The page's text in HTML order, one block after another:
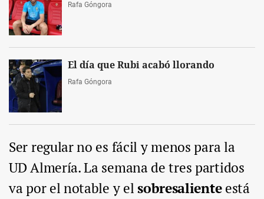
Rafa Góngora
El día que Rubi acabó llorando
Rafa Góngora
Ser regular no es fácil y menos para la
UD Almería. La semana de tres partidos
va por el notable y elsobresalienteestá